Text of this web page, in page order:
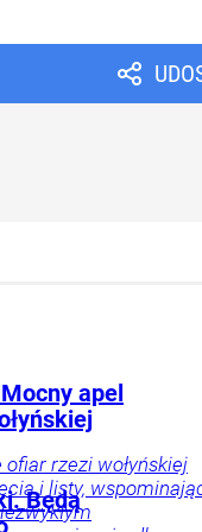
apel
rzezi wołyńskiej
i listy,
Będą